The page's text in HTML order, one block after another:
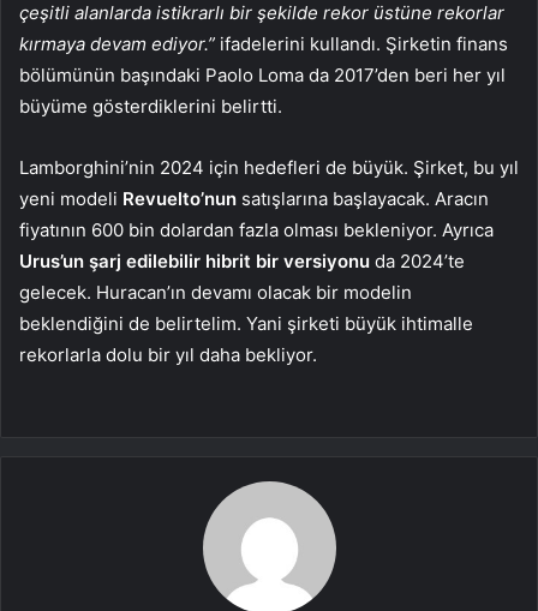
çeşitli alanlarda istikrarlı bir şekilde rekor üstüne rekorlar
kırmaya devam ediyor.” ifadelerini kullandı. Şirketin finans
bölümünün başındaki Paolo Loma da 2017’den beri her yıl
büyüme gösterdiklerini belirtti.
Lamborghini’nin 2024 için hedefleri de büyük. Şirket, bu yıl
yeni modeli Revuelto’nun satışlarına başlayacak. Aracın
fiyatının 600 bin dolardan fazla olması bekleniyor. Ayrıca
Urus’un şarj edilebilir hibrit bir versiyonu da 2024’te
gelecek. Huracan’ın devamı olacak bir modelin
beklendiğini de belirtelim. Yani şirketi büyük ihtimalle
rekorlarla dolu bir yıl daha bekliyor.